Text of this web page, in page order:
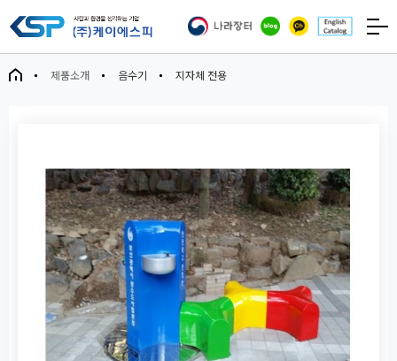
제품소개 음수기 지자체 전용